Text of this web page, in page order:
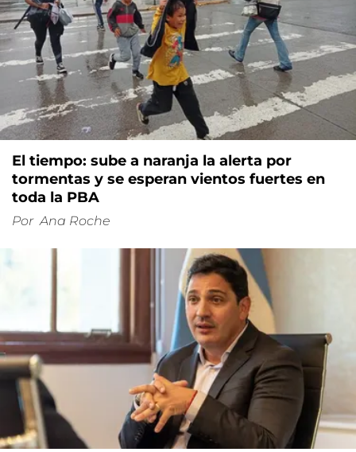
El tiempo: sube a naranja la alerta por
tormentas y se esperan vientos fuertes en
toda la PBA
Por Ana Roche